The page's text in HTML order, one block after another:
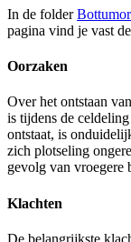
In de folder
pagina vind je vast
Oorzaken
Over het ontstaan
is tijdens de
ontstaat, is
zich plotseling
gevolg van vroegere
Klachten
De belangrijkste